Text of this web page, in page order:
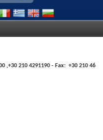
,+30 210 4291190 - Fax: +30 210 46